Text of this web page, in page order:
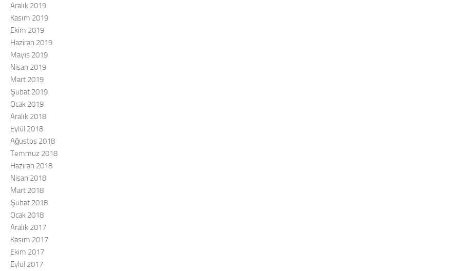
Aralık 2019
Kasım 2019
Ekim 2019
Haziran 2019
Mayıs 2019
Nisan 2019
Mart 2019
Şubat 2019
Ocak 2019
Aralık 2018
Eylül 2018
Ağustos 2018
Temmuz 2018
Haziran 2018
Nisan 2018
Mart 2018
Şubat 2018
Ocak 2018
Aralık 2017
Kasım 2017
Ekim 2017
Eylül 2017